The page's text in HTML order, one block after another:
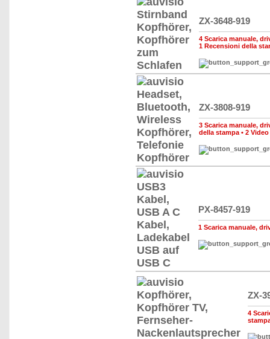
ZX-3648-919
4 Scarica manuale,
1 Recensioni della
ZX-3808-919
3 Scarica manuale,
della stampa • 2
PX-8457-919
1 Scarica manuale,
ZX-
4